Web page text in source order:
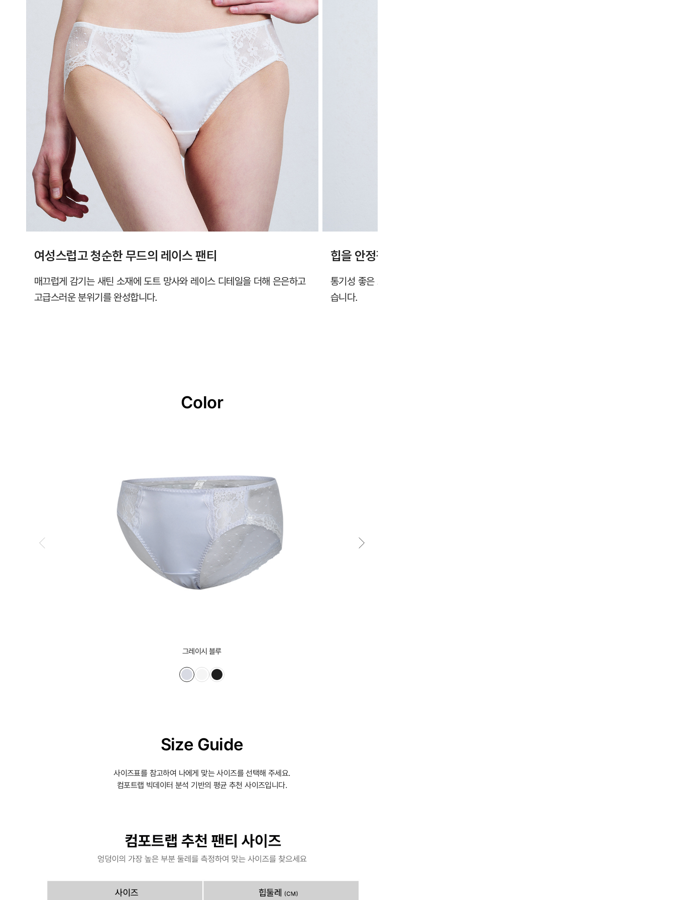
여성스럽고 청순한 무드의 레이스 팬티
매끄럽게 감기는 새틴 소재에 도트 망사와 레이스 디테일을 더해 은은하고
고급스러운 분위기를 완성합니다.
힙을 안정적으로 감싸는 풀커버 디자인
통기성 좋은 도트 시스루 원단이 부드럽게 밀착되어 데일리로 착용하기 좋
습니다.
Color
그레이시 블루
Size Guide
사이즈표를 참고하여 나에게 맞는 사이즈를 선택해 주세요.
컴포트랩 빅데이터 분석 기반의 평균 추천 사이즈입니다.